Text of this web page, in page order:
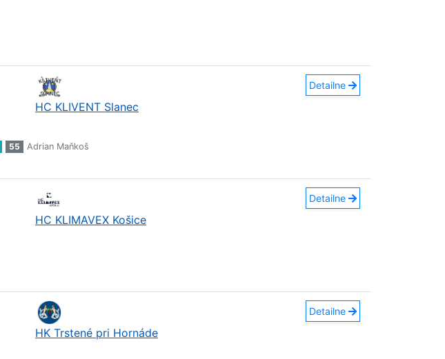
HC KLIVENT Slanec
Detailne
55
Adrian Maňkoš
HC KLIMAVEX Košice
Detailne
HK Trstené pri Hornáde
Detailne